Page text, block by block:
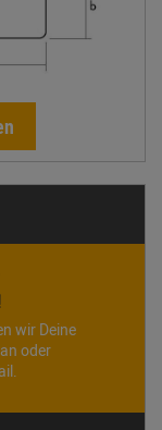
wir Deine
oder